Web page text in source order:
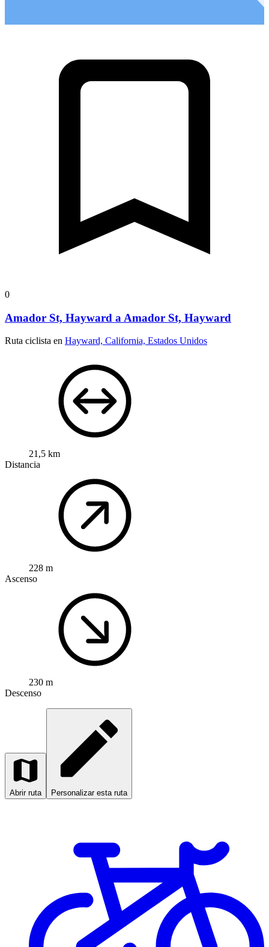
0
Amador St, Hayward a Amador St, Hayward
Ruta ciclista en Hayward, California, Estados Unidos
21,5 km
Distancia
228 m
Ascenso
230 m
Descenso
Abrir ruta Personalizar esta ruta